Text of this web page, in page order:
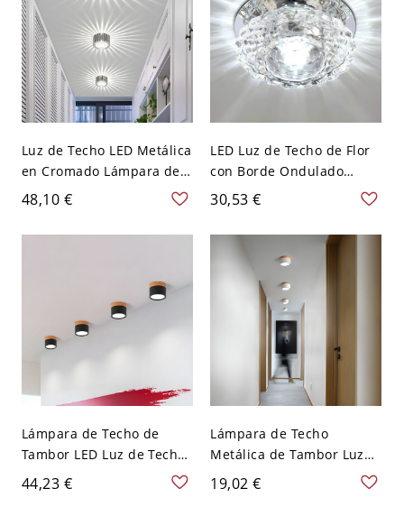
Luz de Techo LED Metálica
en Cromado Lámpara de
Techo Simple de
Engranaje para Corredor -
Cromo 110 A 120 V 7
48,10 €
LED Luz de Techo de Flor
con Borde Ondulado
Luminaria de Techo
Simplista de Cristal
Transparente - 110 A 120
V Transparente Blanco
30,53 €
Lámpara de Techo de
Tambor LED Luz de Techo
Metálica Minimalista para
Salón - Negro 110 A 120 V
44,23 €
Lámpara de Techo
Metálica de Tambor Luz
de Techo LED Nórdica
para Cuarto - Blanco 110
19,02 €